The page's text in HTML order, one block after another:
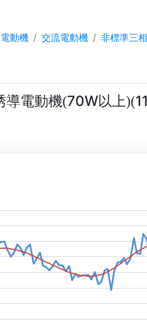
電動機 交流電動機 非標準三
導電動機(70W以上)(